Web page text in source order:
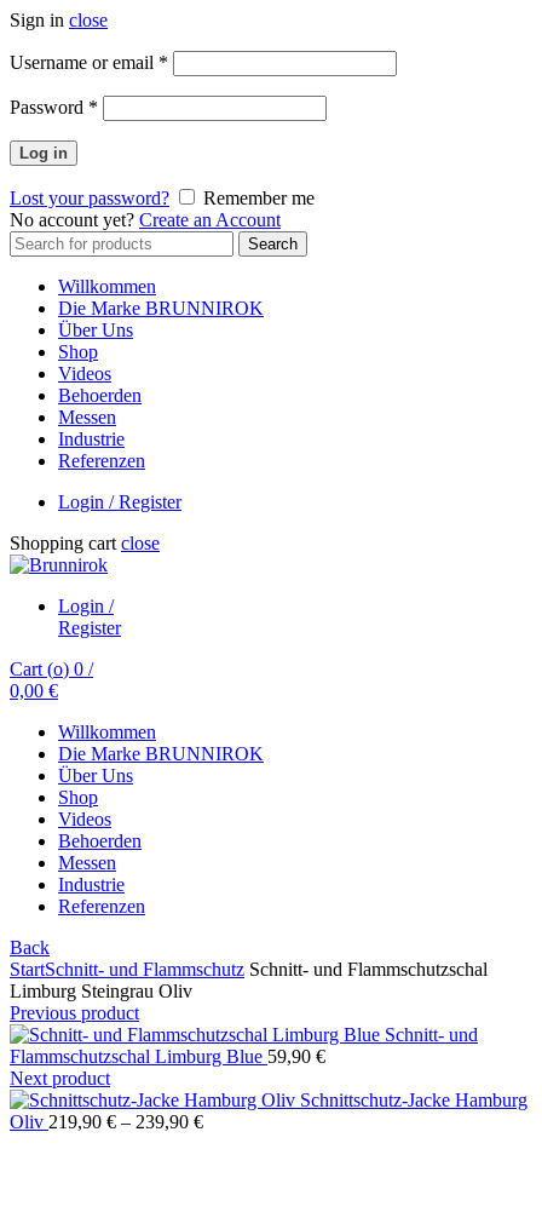
Sign in close
Username or email *
Password *
Log in
Lost your password?
Remember me
No account yet? Create an Account
Search
for:
Search
Willkommen
Die Marke BRUNNIROK
Über Uns
Shop
Videos
Behoerden
Messen
Industrie
Referenzen
Login / Register
Shopping cart close
Login /
Register
Cart (o) 0 /
0,00 €
Willkommen
Die Marke BRUNNIROK
Über Uns
Shop
Videos
Behoerden
Messen
Industrie
Referenzen
Back
StartSchnitt- und Flammschutz Schnitt- und Flammschutzschal
Limburg Steingrau Oliv
Previous product
Schnitt- und
Flammschutzschal Limburg Blue 59,90 €
Next product
Schnittschutz-Jacke Hamburg
Oliv 219,90 € – 239,90 €